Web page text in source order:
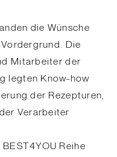
die Wünsche
Die
Mitarbeiter der
legten Know-how
der Rezepturen,
Verarbeiter
Reihe